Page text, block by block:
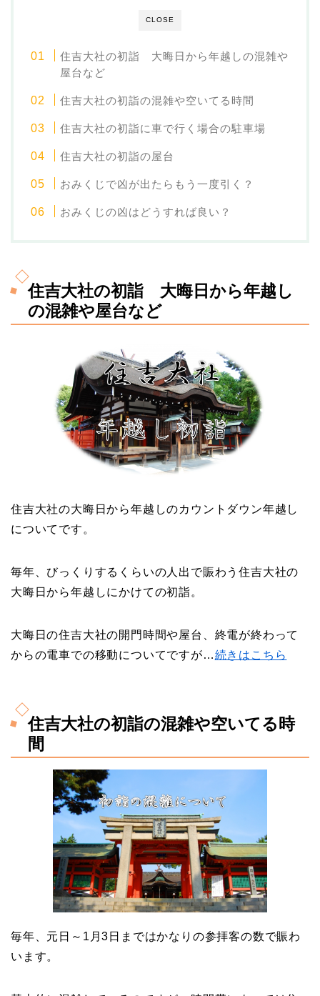
CLOSE
住吉大社の初詣 大晦日から年越しの混雑や
屋台など
住吉大社の初詣の混雑や空いてる時間
住吉大社の初詣に車で行く場合の駐車場
住吉大社の初詣の屋台
おみくじで凶が出たらもう一度引く？
おみくじの凶はどうすれば良い？
住吉大社の初詣 大晦日から年越し
の混雑や屋台など
住吉大社の大晦日から年越しのカウントダウン年越し
についてです。
毎年、びっくりするくらいの人出で賑わう住吉大社の
大晦日から年越しにかけての初詣。
大晦日の住吉大社の開門時間や屋台、終電が終わって
からの電車での移動についてですが…続きはこちら
住吉大社の初詣の混雑や空いてる時
間
毎年、元日～1月3日まではかなりの参拝客の数で賑わ
います。